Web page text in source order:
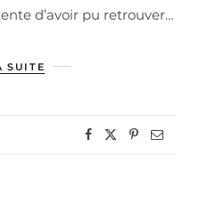
d’avoir pu retrouver…
SUITE